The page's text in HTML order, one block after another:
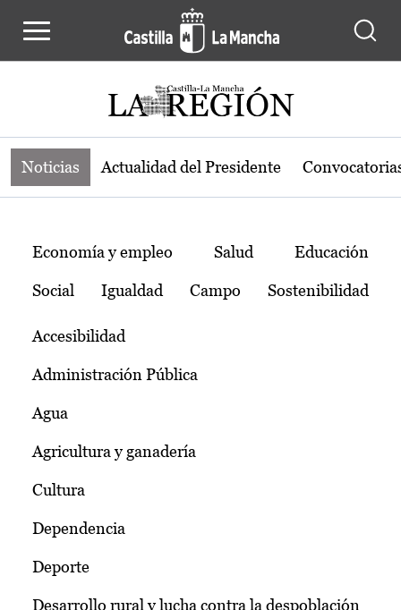
Noticias de la región de Castilla-La
Noticias Actualidad del Presidente
Temas
Economía y empleo Salud Educación
Social Igualdad Campo Sostenibilidad
Accesibilidad
Administración Pública
Agua
Agricultura y ganadería
Cultura
Dependencia
Deporte
Desarrollo rural y lucha contra la despoblación